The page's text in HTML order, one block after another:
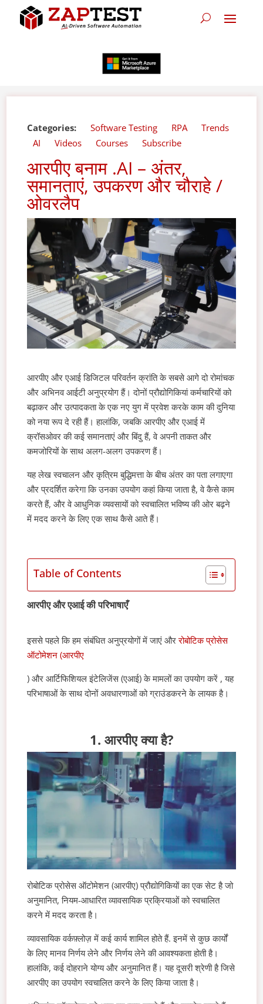
Categories: Software Testing RPA
Trends
AI
Videos Courses Subscribe
आरपीए बनाम .AI – अंतर,
समानताएं, उपकरण और चौराहे /
ओवरलैप
आरपीए और एआई डिजिटल परिवर्तन क्रांति के सबसे आगे दो रोमांचक
और अभिनव आईटी अनुप्रयोग हैं। दोनों प्रौद्योगिकियां कर्मचारियों को
बढ़ाकर और उत्पादकता के एक नए युग में प्रवेश करके काम की दुनिया
को नया रूप दे रही हैं। हालांकि, जबकि आरपीए और एआई में
क्रॉसओवर की कई समानताएं और बिंदु हैं, वे अपनी ताकत और
कमजोरियों के साथ अलग-अलग उपकरण हैं।
यह लेख स्वचालन और कृत्रिम बुद्धिमत्ता के बीच अंतर का पता लगाएगा
और प्रदर्शित करेगा कि उनका उपयोग कहां किया जाता है, वे कैसे काम
करते हैं, और वे आधुनिक व्यवसायों को स्वचालित भविष्य की ओर बढ़ने
में मदद करने के लिए एक साथ कैसे आते हैं।
Table of Contents
आरपीए और एआई की परिभाषाएँ
इससे पहले कि हम संबंधित अनुप्रयोगों में जाएंऔररोबोटिक प्रोसेस
ऑटोमेशन (आरपीए
) और आर्टिफिशियल इंटेलिजेंस (एआई) के मामलों का उपयोग करें , यह
परिभाषाओं के साथ दोनों अवधारणाओं को ग्राउंडकरने के लायक है।
1. आरपीए क्या है?
रोबोटिक प्रोसेस ऑटोमेशन (आरपीए) प्रौद्योगिकियों का एक सेट है जो
अनुमानित, नियम-आधारित व्यावसायिक प्रक्रियाओं को स्वचालित
करने में मदद करता है।
व्यावसायिक वर्कफ़्लोज़ में कई कार्य शामिल होते हैं. इनमें से कुछ कार्यों
के लिए मानव निर्णय लेने और निर्णय लेने की आवश्यकता होती है।
हालांकि, कई दोहराने योग्य और अनुमानित हैं। यह दूसरी श्रेणी है जिसे
आरपीए का उपयोग स्वचालित करने के लिए किया जाता है।